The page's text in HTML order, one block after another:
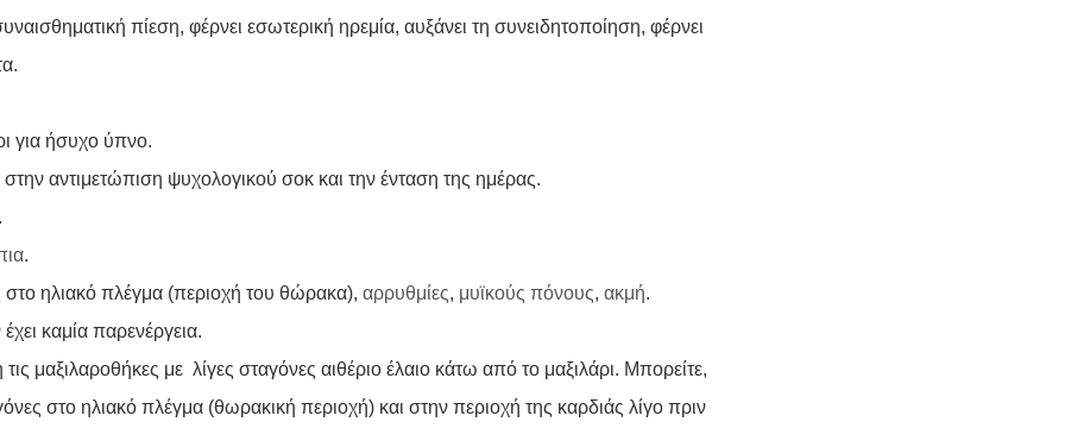
πίεση, φέρνει εσωτερική ηρεμία, αυξάνει τη συνειδητοποίηση, φέρνει
για ήσυχο ύπνο.
στην αντιμετώπιση ψυχολογικού σοκ και την ένταση της ημέρας.
.
στο ηλιακό πλέγμα (περιοχή του θώρακα), αρρυθμίες, μυϊκούς πόνους, ακμή.
καμία παρενέργεια.
μαξιλαροθήκες με λίγες σταγόνες αιθέριο έλαιο κάτω από το μαξιλάρι. Μπορείτε,
στο ηλιακό πλέγμα (θωρακική περιοχή) και στην περιοχή της καρδιάς λίγο πριν